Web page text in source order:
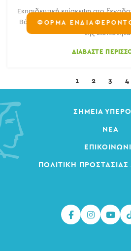
ΦΟΡΜΑ
Εκπαιδευτική επίσκεψη στο
Βόλο πραγματοποίησαν οι
της
ΔΙΑΒΆΣΤΕ
1 2 3 4
ΣΗΜΕΊΑ
ΝΈΑ
ΠΟΛΙΤΙΚΉ